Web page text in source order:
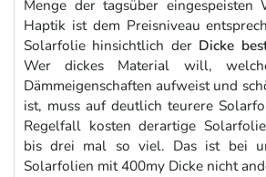
Menge der tagsüber eingespeisten
Haptik ist dem Preisniveau
Solarfolie hinsichtlich der Dicke
Wer dickes Material will,
Dämmeigenschaften aufweist und
ist, muss auf deutlich teurere
Regelfall kosten derartige
bis drei mal so viel. Das ist bei
Solarfolien mit 400my Dicke nicht